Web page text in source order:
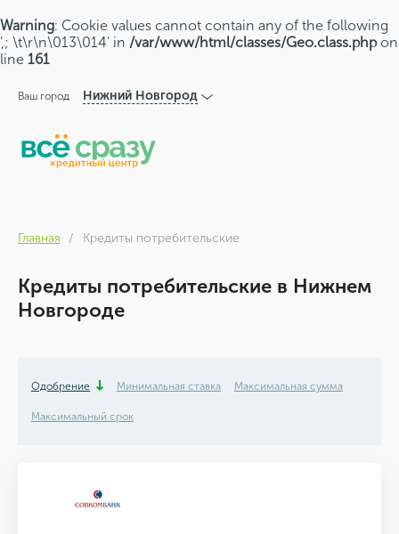
Warning: Cookie values cannot contain any of the following
',; \t\r\n\013\014' in /var/www/html/classes/Geo.class.phpon
line 161
Ваш город Нижний Новгород
Главная Кредиты потребительские
Кредиты потребительские в Нижнем
Новгороде
Одобрение Минимальная ставка Максимальная сумма
Максимальный срок